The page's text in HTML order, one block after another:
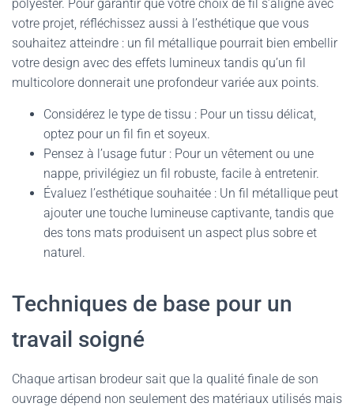
polyester. Pour garantir que votre choix de fil s’aligne avec
votre projet, réfléchissez aussi à l’esthétique que vous
souhaitez atteindre : un fil métallique pourrait bien embellir
votre design avec des effets lumineux tandis qu’un fil
multicolore donnerait une profondeur variée aux points.
Considérez le type de tissu : Pour un tissu délicat,
optez pour un fil fin et soyeux.
Pensez à l’usage futur : Pour un vêtement ou une
nappe, privilégiez un fil robuste, facile à entretenir.
Évaluez l’esthétique souhaitée : Un fil métallique peut
ajouter une touche lumineuse captivante, tandis que
des tons mats produisent un aspect plus sobre et
naturel.
Techniques de base pour un
travail soigné
Chaque artisan brodeur sait que la qualité finale de son
ouvrage dépend non seulement des matériaux utilisés mais